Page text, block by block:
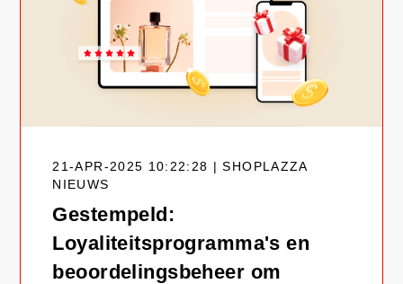
21-APR-2025 10:22:28 | SHOPLAZZA
NIEUWS
Gestempeld:
Loyaliteitsprogramma's en
beoordelingsbeheer om